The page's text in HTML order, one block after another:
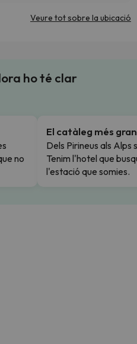
Veure tot sobre la ubicació
ho té clar
no
El catàleg més gran
Dels Pirineus als Alps
Tenim l'hotel que
l'estació que somies.